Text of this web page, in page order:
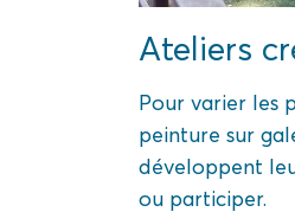
Ateliers
Pour varier les
peinture sur
développent
ou participer.